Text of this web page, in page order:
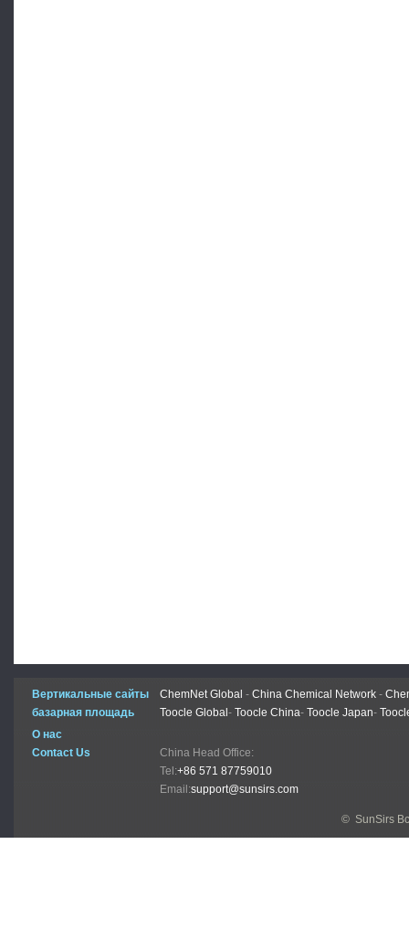
Вертикальные сайты ChemNet Global - China Chemical Network -
базарная площадь
Toocle Global - Toocle China- Toocle Japan-
О нас
Contact Us
China Head Office:
Tel:+86 571 87759010
Email:support@sunsirs.com
© SunSirs